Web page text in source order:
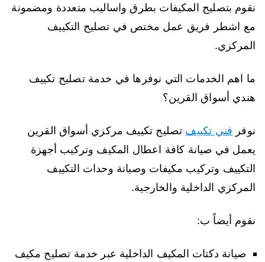
نقوم بتصليح المكيفات بطرق واساليب متعددة ومضمونة
مع اشطر فريق عمل مختص في تصليح التكييف
المركزي.
ما اهم الخدمات التي نوفرها في خدمة تصليح تكييف
هندي أسواق القرين؟
نوفر فني تكييف تصليح تكييف مركزي أسواق القرين
يعمل في صيانة كافة اعطال المكيف وتركيب أجهزة
التكييف وتركيب مكيفات وصيانة وحدات التكييف
المركزي الداخلية والخارجية.
نقوم أيضاً ب:
صيانة دكتات المكيف الداخلية عبر خدمة تصليح مكيف